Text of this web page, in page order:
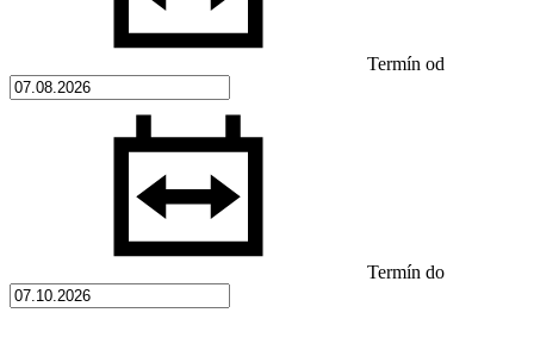
Termín od
Termín do